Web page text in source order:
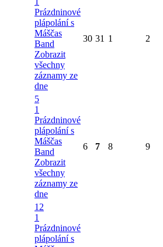
Prázdninové
plápolání s
Máščas
Band
Zobrazit
všechny
záznamy ze
dne
30 31 1 2
5
1
Prázdninové
plápolání s
Máščas
Band
Zobrazit
všechny
záznamy ze
dne
6 7 8 9
12
1
Prázdninové
plápolání s